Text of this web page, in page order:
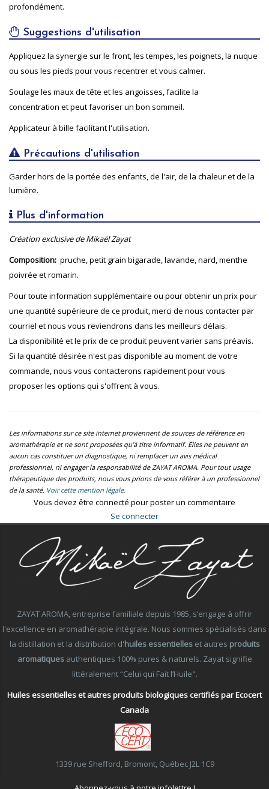
profondément.
Suggestions d'utilisation
Appliquez la synergie sur le front, les tempes, les poignets, la nuque
ou sous les pieds pour vous recentrer et vous calmer.
Soulage les maux de tête et les angoisses, facilite la
concentration et peut favoriser un bon sommeil.
Applicateur à bille facilitant l'utilisation.
Précautions d'utilisation
Garder hors de la portée des enfants, de l'air, de la chaleur et de la
lumière.
Plus d'information
Création exclusive de Mikaël Zayat
Composition: pruche, petit grain bigarade, lavande, nard, menthe
poivrée et romarin.
Pour toute information supplémentaire ou pour obtenir un prix pour
une quantité supérieure de ce produit, merci de nous contacter par
courriel et nous vous reviendrons dans les meilleurs délais.
La disponibilité et le prix de ce produit peuvent varier sans préavis.
Si la quantité désirée n'est pas disponible au moment de votre
commande, nous vous contacterons rapidement pour vous
proposer les options qui s'offrent à vous.
Les informations sur ce site internet proviennent de sources de référence en
aromathérapie et ne sont proposées qu’à titre informatif. Elles ne peuvent en
aucun cas constituer un diagnostique, ni remplacer un avis médical
professionnel, ni engager la responsabilité de ZAYAT AROMA. Pour tout usage
thérapeutique des produits, nous vous prions de vous référer à un professionnel
de la santé. Voir cette mention légale.
Vous devez être connecté pour poster un commentaire
Se connecter
ZAYAT AROMA, entreprise familiale depuis 1985, s’engage à offrir
l'excellence en aromathérapie intégrale. Nous sommes spécialisés dans
la distillation et la distribution d'huiles essentielleset autres produits
aromatiquesauthentiques 100% pures & naturels. Zayat signifie
littéralement “Celui qui Fait l’Huile".
Huiles essentielles et autres produits biologiques certifiés par Ecocert
Canada
1339 rue Shefford, Bromont, Québec J2L 1C9